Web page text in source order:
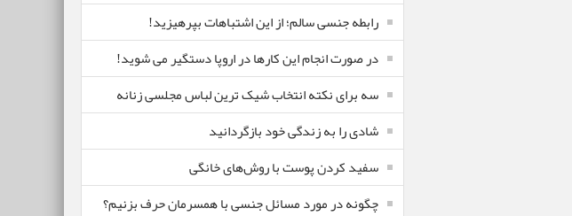
رابطه جنسی سالم؛ از این اشتباهات بپرهیزید!
در صورت انجام این کارها در اروپا دستگیر می شوید!
سه برای نکته انتخاب شیک ترین لباس مجلسی زنانه
شادی را به زندگی خود بازگردانید
سفید کردن پوست با روش‌های خانگی
چگونه در مورد مسائل جنسی با همسرمان حرف بزنیم؟